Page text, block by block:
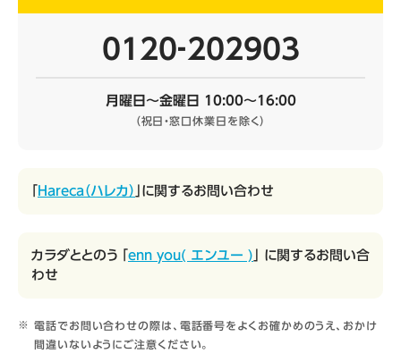
0120‐202903
月曜日～金曜日 10:00～16:00
（祝日・窓口休業日を除く）
「Hareca（ハレカ） 」に関するお問い合わせ
カラダととのう 「enn you( エンユー ) 」 に関するお問い合
わせ
電話でお問い合わせの際は、電話番号をよくお確かめのうえ、おかけ
間違いないようにご注意ください。